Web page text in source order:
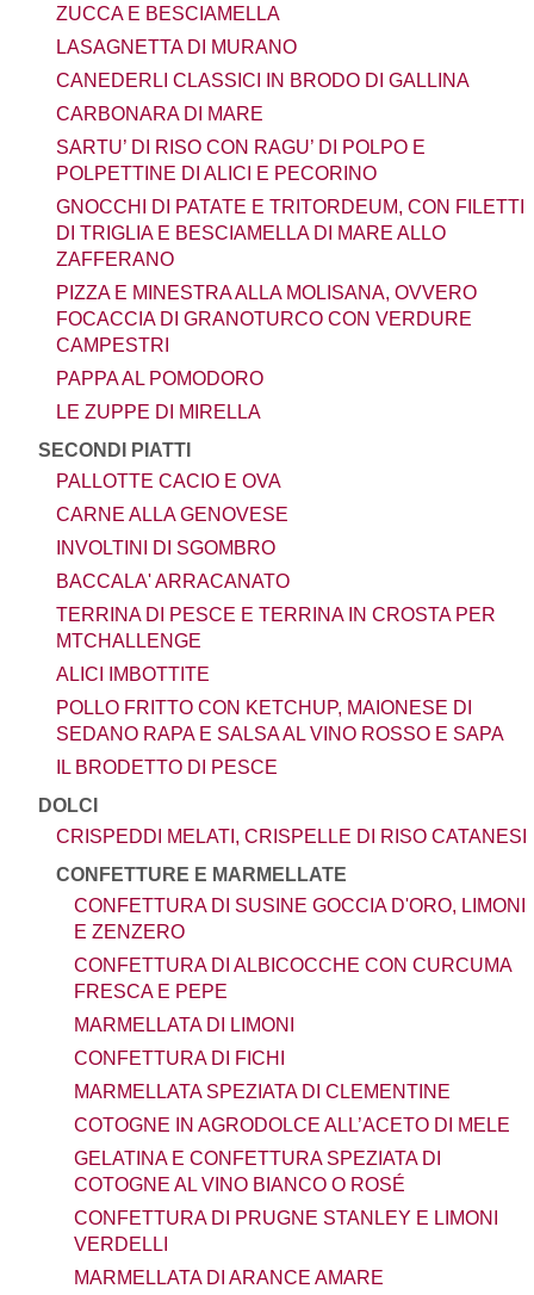
ZUCCA E BESCIAMELLA
LASAGNETTA DI MURANO
CANEDERLI CLASSICI IN BRODO DI GALLINA
CARBONARA DI MARE
SARTU’ DI RISO CON RAGU’ DI POLPO E
POLPETTINE DI ALICI E PECORINO
GNOCCHI DI PATATE E TRITORDEUM, CON FILETTI
DI TRIGLIA E BESCIAMELLA DI MARE ALLO
ZAFFERANO
PIZZA E MINESTRA ALLA MOLISANA, OVVERO
FOCACCIA DI GRANOTURCO CON VERDURE
CAMPESTRI
PAPPA AL POMODORO
LE ZUPPE DI MIRELLA
SECONDI PIATTI
PALLOTTE CACIO E OVA
CARNE ALLA GENOVESE
INVOLTINI DI SGOMBRO
BACCALA' ARRACANATO
TERRINA DI PESCE E TERRINA IN CROSTA PER
MTCHALLENGE
ALICI IMBOTTITE
POLLO FRITTO CON KETCHUP, MAIONESE DI
SEDANO RAPA E SALSA AL VINO ROSSO E SAPA
IL BRODETTO DI PESCE
DOLCI
CRISPEDDI MELATI, CRISPELLE DI RISO CATANESI
CONFETTURE E MARMELLATE
CONFETTURA DI SUSINE GOCCIA D'ORO, LIMONI
E ZENZERO
CONFETTURA DI ALBICOCCHE CON CURCUMA
FRESCA E PEPE
MARMELLATA DI LIMONI
CONFETTURA DI FICHI
MARMELLATA SPEZIATA DI CLEMENTINE
COTOGNE IN AGRODOLCE ALL’ACETO DI MELE
GELATINA E CONFETTURA SPEZIATA DI
COTOGNE AL VINO BIANCO O ROSÉ
CONFETTURA DI PRUGNE STANLEY E LIMONI
VERDELLI
MARMELLATA DI ARANCE AMARE